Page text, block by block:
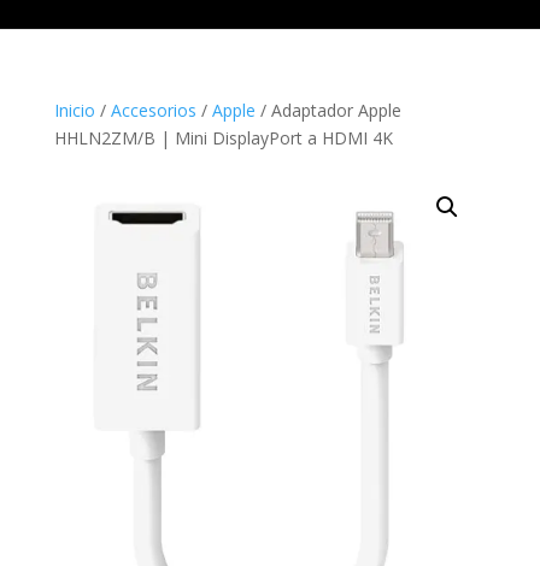
Inicio / Accesorios / Apple / Adaptador Apple
HHLN2ZM/B | Mini DisplayPort a HDMI 4K